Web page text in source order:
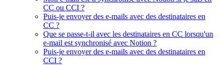
CC ou CCI ?
Puis-je envoyer des e-mails avec des destinataires en
CC ?
Que se passe-t-il avec les destinataires en CC lorsqu'un
e-mail est synchronisé avec Notion ?
Puis-je envoyer des e-mails avec des destinataires en
CCI ?